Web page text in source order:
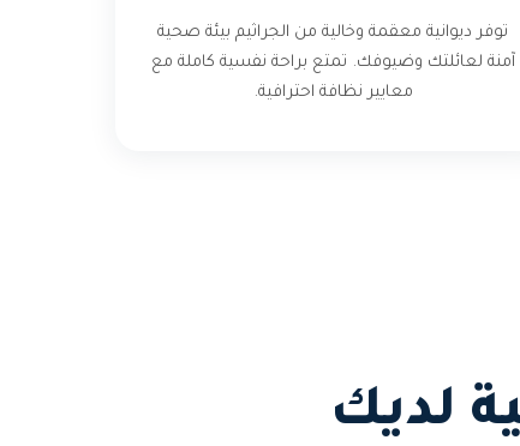
توفر ديوانية معقمة وخالية من الجراثيم بيئة صحية
آمنة لعائلتك وضيوفك. تمتع براحة نفسية كاملة مع
معايير نظافة احترافية.
لديك